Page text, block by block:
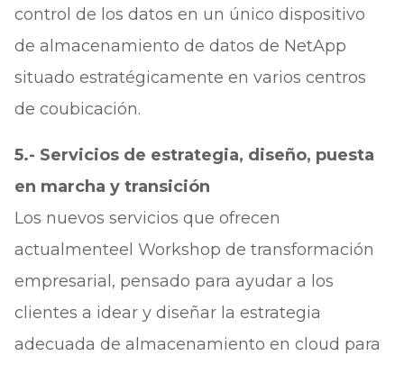
control de los datos en un único dispositivo
de almacenamiento de datos de NetApp
situado estratégicamente en varios centros
de coubicación.
5.- Servicios de estrategia, diseño, puesta
en marcha y transición
Los nuevos servicios que ofrecen
actualmenteel Workshop de transformación
empresarial, pensado para ayudar a los
clientes a idear y diseñar la estrategia
adecuada de almacenamiento en cloud para